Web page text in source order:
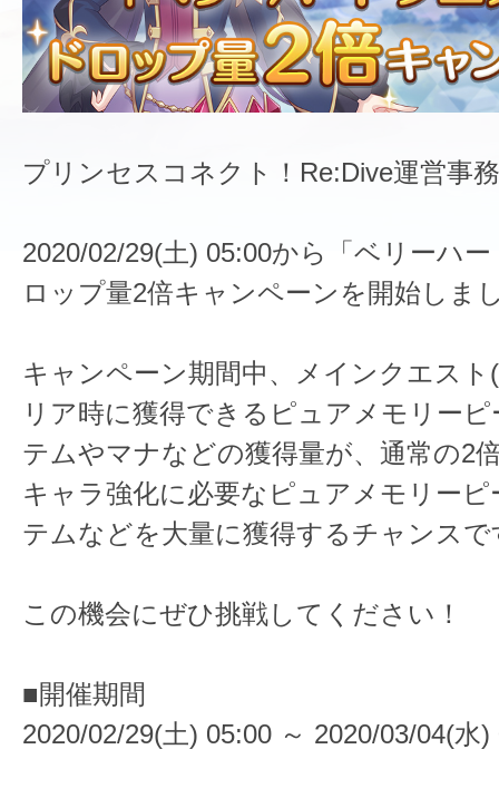
プリンセスコネクト！Re:Dive運営事
2020/02/29(土) 05:00から「ベリーハ
ロップ量2倍キャンペーンを開始しま
キャンペーン期間中、メインクエスト
リア時に獲得できるピュアメモリー
テムやマナなどの獲得量が、通常の2
キャラ強化に必要なピュアメモリー
テムなどを大量に獲得するチャンスで
この機会にぜひ挑戦してください！
■開催期間
2020/02/29(土) 05:00 ～ 2020/03/04(水)